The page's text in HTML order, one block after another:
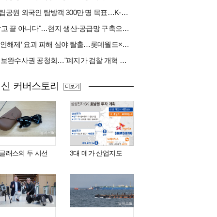
국립공원 외국인 탐방객 300만 명 목표…K-트레킹 키운다
"팔고 끝 아니다"…현지 생산·공급망 구축으로 글로벌 진입장벽 돌파[다시 나는 K방산②]
‘봉인해제’ 요괴 피해 심야 탈출…롯데월드×당근
與 보완수사권 공청회…"폐지가 검찰 개혁 아냐" vs "보완수사권은 전면 재수사권"(종합)
커버스토리
래스의 두 시선 3대 메가 산업지도
더보기